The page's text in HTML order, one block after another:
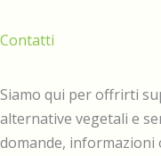
Contatti
Siamo qui per offrirti
alternative vegetali e
domande, informazioni